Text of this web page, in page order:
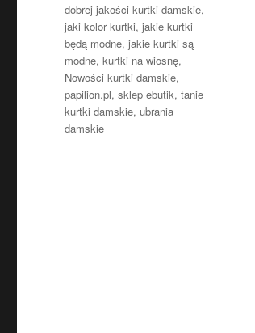
Tagi
dobrej jakości kurtki damskie,
jaki kolor kurtki,jakie kurtki
będą modne,jakie kurtki są
modne,kurtki na wiosnę,
Nowości kurtki damskie,
papilion.pl,sklep ebutik,tanie
kurtki damskie, ubrania
damskie